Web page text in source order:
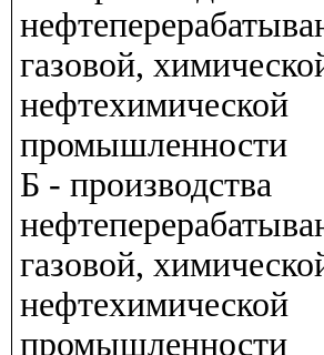
газовой,
нефтехимической
промышленности
Б - производства
газовой,
нефтехимической
промышленности